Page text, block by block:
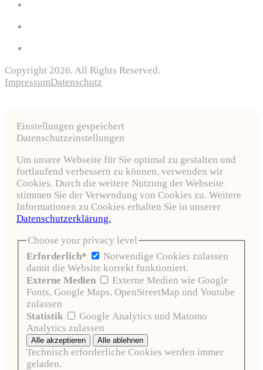
Copyright 2026. All Rights Reserved.
ImpressumDatenschutz
Einstellungen gespeichert
Datenschutzeinstellungen
Um unsere Webseite für Sie optimal zu gestalten und
fortlaufend verbessern zu können, verwenden wir
Cookies. Durch die weitere Nutzung der Webseite
stimmen Sie der Verwendung von Cookies zu. Weitere
Informationen zu Cookies erhalten Sie in unserer
Datenschutzerklärung.
Choose your privacy level
Erforderlich*
Notwendige Cookies zulassen
damit die Website korrekt funktioniert.
Externe Medien
Externe Medien wie Google
Fonts, Google Maps, OpenStreetMap und Youtube
zulassen
Statistik
Google Analytics und Matomo
Analytics zulassen
Technisch erforderliche Cookies werden immer
geladen.